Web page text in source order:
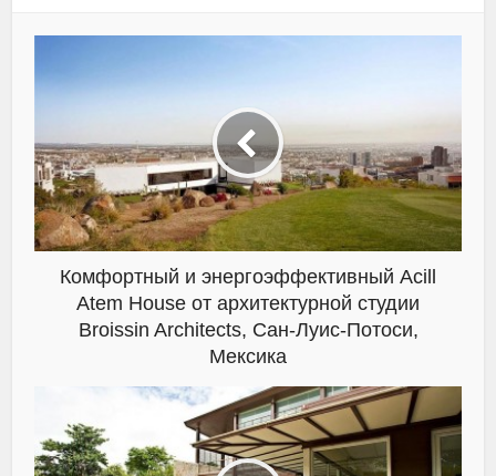
Комфортный и энергоэффективный Acill
Atem House от архитектурной студии
Broissin Architects, Сан-Луис-Потоси,
Мексика